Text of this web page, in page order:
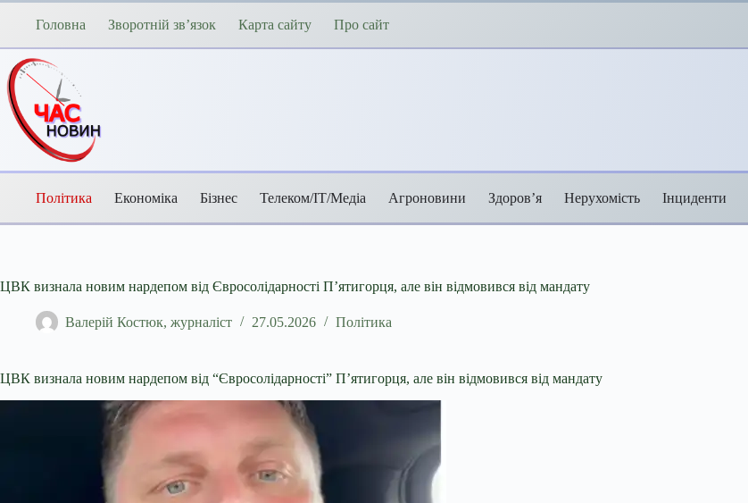
Перейти
Головна Зворотній зв’язок Карта сайту Про сайт
Політика Економіка Бізнес Телеком/ІТ/Медіа Агроновини Здоров’я Нерухомість Інциденти
ЦВК визнала новим нардепом від Євросолідарності П’ятигорця, але він відмовився від мандату
Валерій Костюк, журналіст 27.05.2026 Політика
ЦВК визнала новим нардепом від “Євросолідарності” П’ятигорця, але він відмовився від мандату